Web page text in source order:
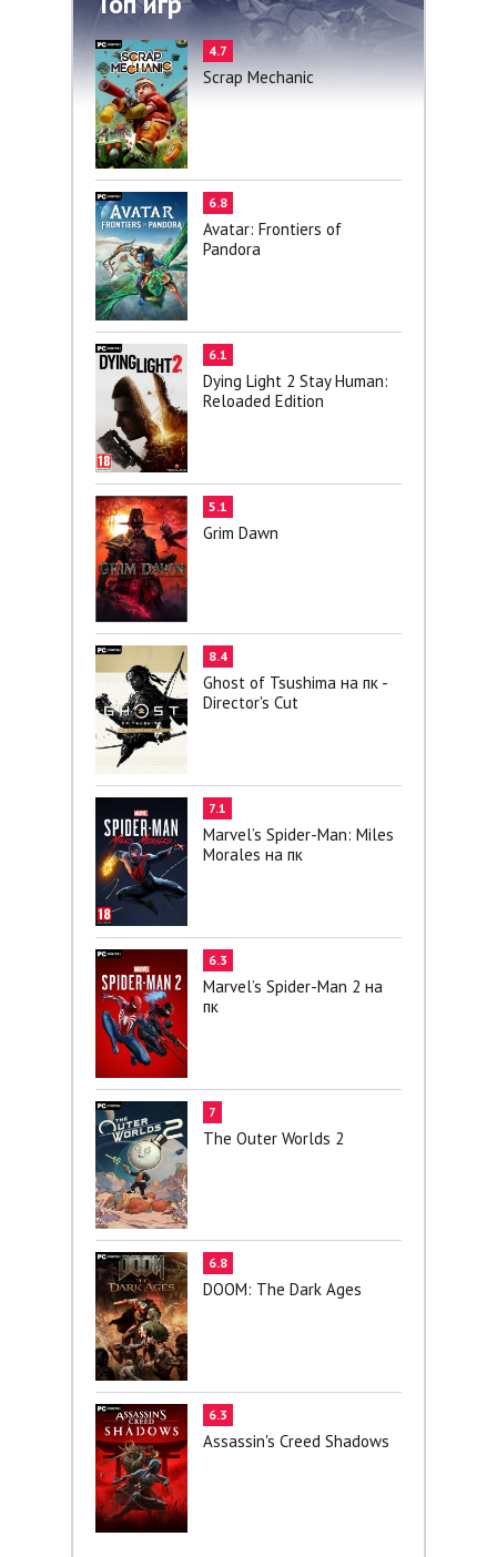
4.7
Scrap Mechanic
6.8
Avatar: Frontiers of
Pandora
6.1
Dying Light 2 Stay Human:
Reloaded Edition
5.1
Grim Dawn
8.4
Ghost of Tsushima на пк -
Director's Cut
7.1
Marvel’s Spider-Man: Miles
Morales на пк
6.3
Marvel’s Spider-Man 2 на
пк
7
The Outer Worlds 2
6.8
DOOM: The Dark Ages
6.3
Assassin's Creed Shadows